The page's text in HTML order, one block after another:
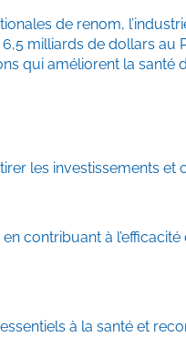
de renom,
milliards de dollars au
qui améliorent la santé
les investissements
contribuant à
à la santé et